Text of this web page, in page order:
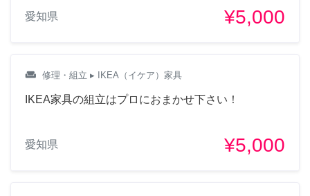
愛知県 ¥5,000
weekend 修理・組立 ▸ IKEA（イケア）家具
IKEA家具の組立はプロにおまかせ下さい！
愛知県 ¥5,000